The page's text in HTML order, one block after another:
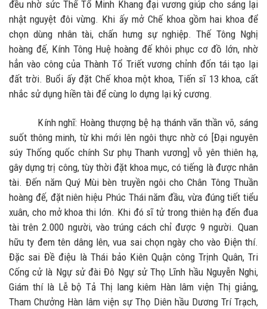
đều nhờ sức Thế Tổ Minh Khang đại vương giúp cho sáng lại
nhật nguyệt đôi vừng. Khi ấy mở Chế khoa gồm hai khoa để
chọn dùng nhân tài, chấn hưng sự nghiệp. Thế Tông Nghị
hoàng đế, Kính Tông Huệ hoàng đế khôi phục cơ đồ lớn, nhờ
hẳn vào công của Thành Tổ Triết vương chỉnh đốn tái tạo lại
đất trời. Buổi ấy đặt Chế khoa một khoa, Tiến sĩ 13 khoa, cất
nhắc sử dụng hiền tài để cùng lo dựng lại kỷ cương.
Kính nghĩ: Hoàng thượng bệ hạ thánh văn thần võ, sáng
suốt thông minh, từ khi mới lên ngôi thực nhờ có [Đại nguyên
súy Thống quốc chính Sư phụ Thanh vương] vỗ yên thiên hạ,
gây dựng trị công, tùy thời đặt khoa mục, có tiếng là được nhân
tài. Đến năm Quý Mùi bèn truyền ngôi cho Chân Tông Thuần
hoàng đế, đặt niên hiệu Phúc Thái năm đầu, vừa đúng tiết tiểu
xuân, cho mở khoa thi lớn. Khi đó sĩ tử trong thiên hạ đến đua
tài trên 2.000 người, vào trúng cách chỉ được 9 người. Quan
hữu ty đem tên dâng lên, vua sai chọn ngày cho vào Điện thí.
Đặc sai Đề điệu là Thái bảo Kiên Quận công Trịnh Quân, Tri
Cống cử là Ngự sử đài Đô Ngự sử Thọ Lĩnh hầu Nguyễn Nghi,
Giám thí là Lễ bộ Tả Thị lang kiêm Hàn lâm viện Thị giảng,
Tham Chưởng Hàn lâm viện sự Thọ Diên hầu Dương Trí Trạch,